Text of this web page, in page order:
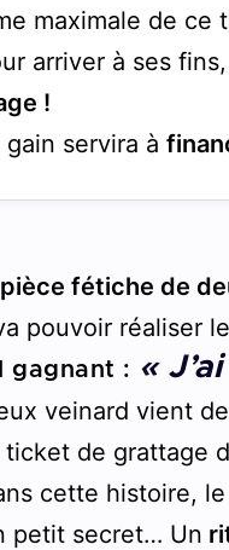
maximale de ce
arriver à ses fins,
!
gain servira à
pièce fétiche de
pouvoir réaliser
gagnant : «
veinard vient
ticket de grattage
cette histoire,
petit secret… Un